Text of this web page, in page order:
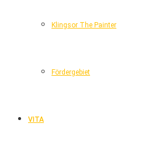
Klingsor The Painter
Fördergebiet
VITA